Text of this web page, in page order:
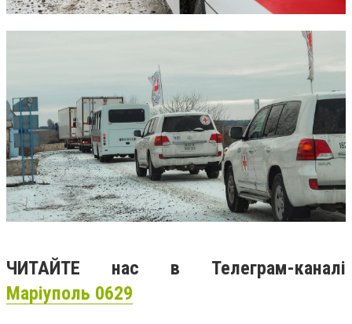
ЧИТАЙТЕ нас в Телеграм-каналі
Маріуполь 0629